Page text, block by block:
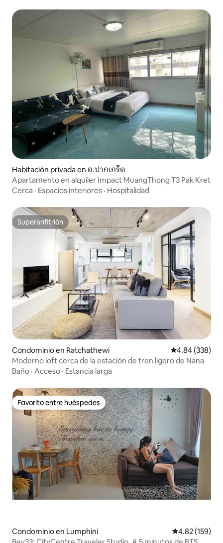
Habitación privada en อ.ปากเกร็ด
Apartamento en alquiler Impact MuangThong T3 Pak Kret
Cerca · Espacios interiores · Hospitalidad
Superanfitrión
Superanfitrión
Condominio en Ratchathewi Calificación
4.84 (338)
Moderno loft cerca de la estación de tren ligero de Nana
Baño · Acceso · Estancia larga
Favorito entre huéspedes
Favorito entre huéspedes
Condominio en Lumphini Calificación
4.82 (159)